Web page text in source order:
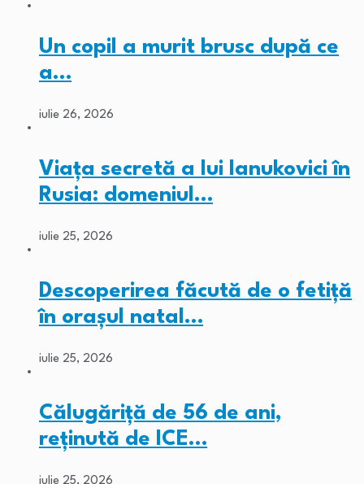
Un copil a murit brusc după ce
a…
iulie 26, 2026
Viața secretă a lui Ianukovici în
Rusia: domeniul…
iulie 25, 2026
Descoperirea făcută de o fetiță
în orașul natal…
iulie 25, 2026
Călugăriță de 56 de ani,
reținută de ICE…
iulie 25, 2026